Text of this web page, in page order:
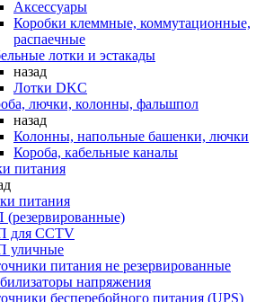
Аксессуары
Коробки клеммные, коммутационные,
распаечные
лотки и эстакады
назад
Лотки DKC
лючки, колонны, фальшпол
назад
Колонны, напольные башенки, лючки
Короба, кабельные каналы
питания
питания
(резервированные)
для CCTV
уличные
питания не резервированные
напряжения
бесперебойного питания (UPS)